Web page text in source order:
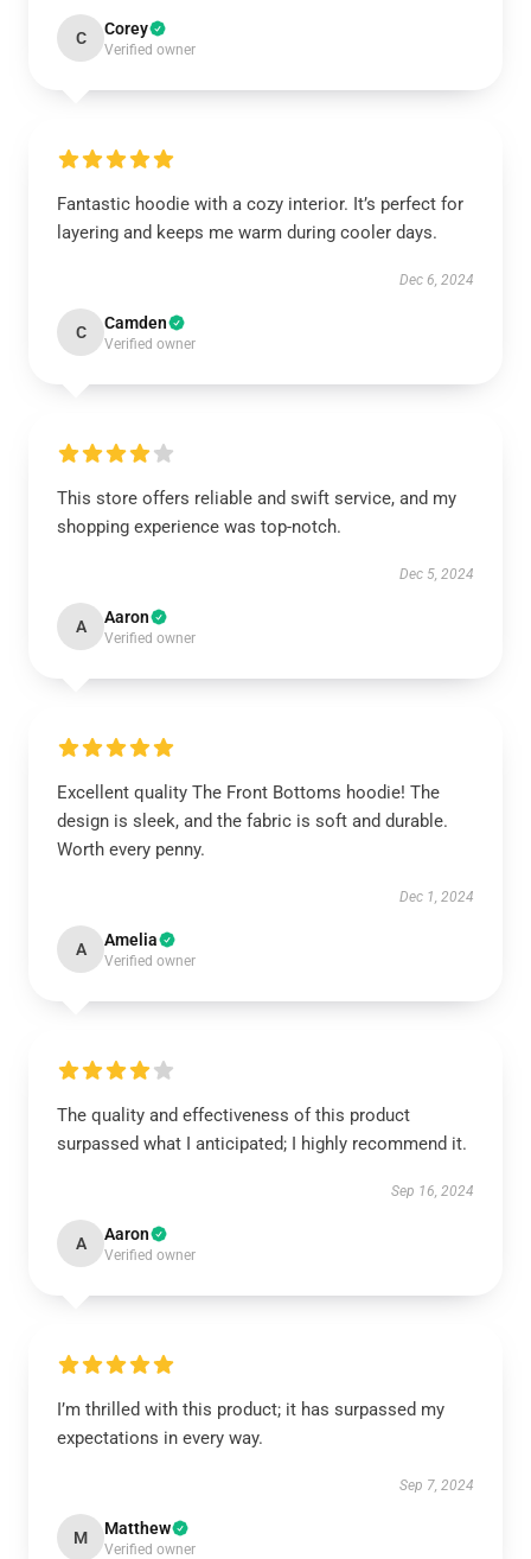
C Corey
Verified owner
Fantastic hoodie with a cozy interior. It’s perfect for
layering and keeps me warm during cooler days.
Dec 6, 2024
C Camden
Verified owner
This store offers reliable and swift service, and my
shopping experience was top-notch.
Dec 5, 2024
A Aaron
Verified owner
Excellent quality The Front Bottoms hoodie! The
design is sleek, and the fabric is soft and durable.
Worth every penny.
Dec 1, 2024
A Amelia
Verified owner
The quality and effectiveness of this product
surpassed what I anticipated; I highly recommend it.
Sep 16, 2024
A Aaron
Verified owner
I’m thrilled with this product; it has surpassed my
expectations in every way.
Sep 7, 2024
M Matthew
Verified owner